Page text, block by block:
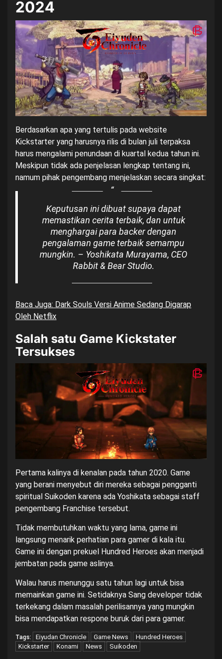
2024
Berdasarkan apa yang tertulis pada website
Kickstarter yang harusnya rilis di bulan juli terpaksa
harus mengalami penundaan di kuartal kedua tahun ini.
Meskipun tidak ada penjelasan lengkap tentang ini,
namum pihak pengembang menjelaskan secara singkat:
Keputusan ini dibuat supaya dapat
memastikan cerita terbaik, dan untuk
menghargai para backer dengan
pengalaman game terbaik semampu
mungkin. – Yoshikata Murayama, CEO
Rabbit & Bear Studio.
Baca Juga: Dark Souls Versi Anime Sedang Digarap
Oleh Netflix
Salah satu Game Kickstater
Tersukses
Pertama kalinya di kenalan pada tahun 2020. Game
yang berani menyebut diri mereka sebagai pengganti
spiritual Suikoden karena ada Yoshikata sebagai staff
pengembang Franchise tersebut.
Tidak membutuhkan waktu yang lama, game ini
langsung menarik perhatian para gamer di kala itu.
Game ini dengan prekuel Hundred Heroes akan menjadi
jembatan pada game aslinya.
Walau harus menunggu satu tahun lagi untuk bisa
memainkan game ini. Setidaknya Sang developer tidak
terkekang dalam masalah perilisannya yang mungkin
bisa mendapatkan respone buruk dari para gamer.
Tags: Eiyudan Chronicle Game News
Hundred Heroes
Kickstarter
Konami News Suikoden